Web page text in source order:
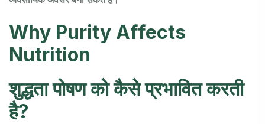
Why Purity Affects
Nutrition
शुद्धता पोषण को कैसे प्रभावित करती
है?